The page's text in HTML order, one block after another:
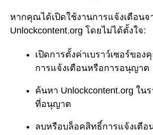
หากคุณได้เปิดใช้งานการแจ้งเตือนจ
Unlockcontent.org โดยไม่ได้ตั้งใจ:
เปิดการตั้งค่าเบราว์เซอร์ขอ
การแจ้งเตือนหรือการอนุญาต
ค้นหา Unlockcontent.org ใน
ที่อนุญาต
ลบหรือบล็อคสิทธิ์การแจ้งเตือ